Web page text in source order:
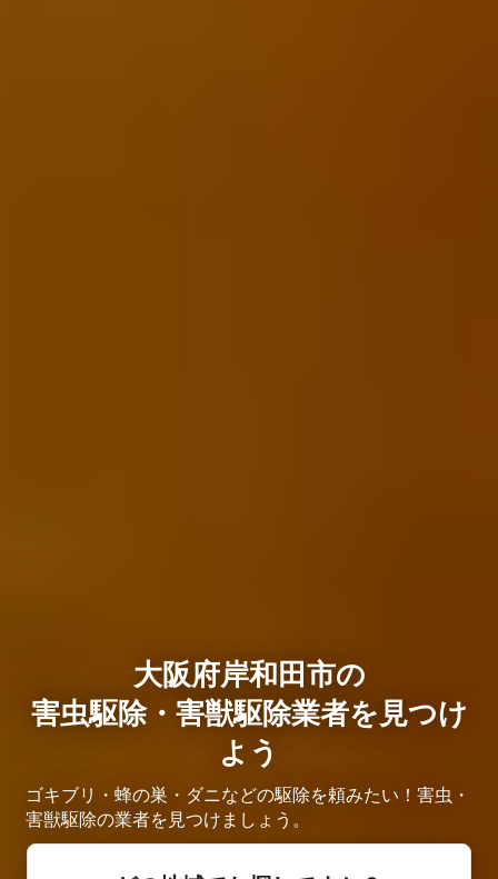
大阪府岸和田市の
害虫駆除・害獣駆除業者を見つけ
よう
ゴキブリ・蜂の巣・ダニなどの駆除を頼みたい！害虫・
害獣駆除の業者を見つけましょう。